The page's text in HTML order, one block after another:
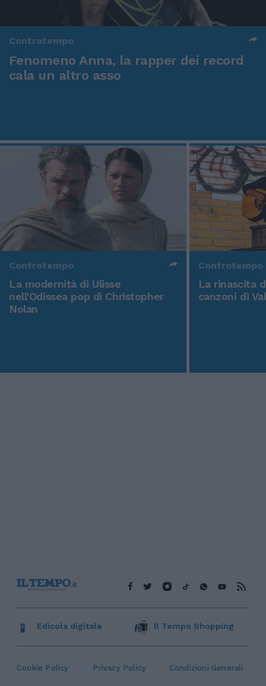
Controtempo
Fenomeno Anna, la rapper dei record
cala un altro asso
Controtempo
La modernità di Ulisse
nell'Odissea pop di Christopher
Nolan
Controtempo
La rinascita
canzoni di
Cookie Policy Privacy Policy Condizioni Generali
Edicola digitale Il Tempo Shopping